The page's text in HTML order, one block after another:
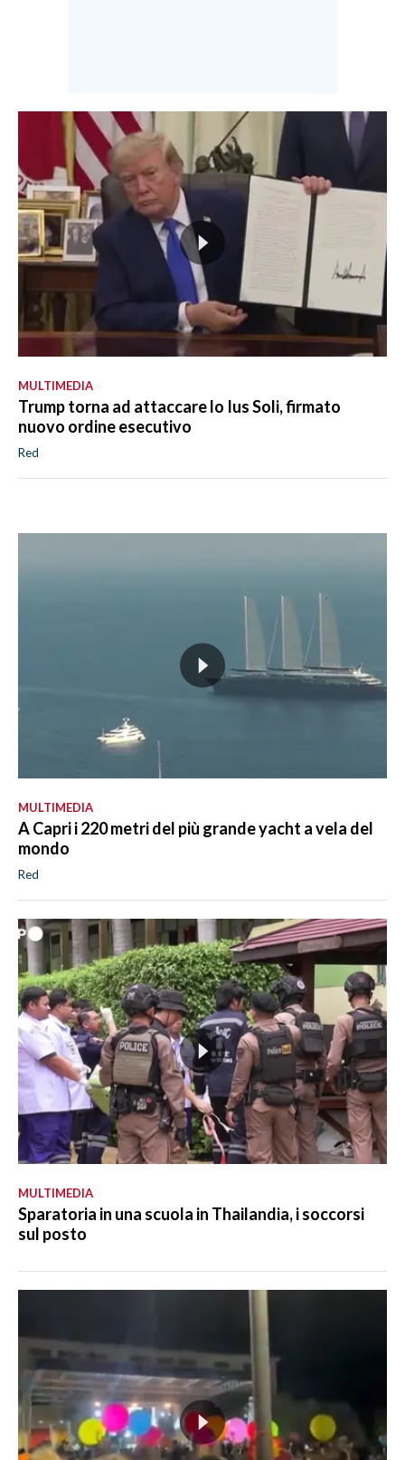
MULTIMEDIA
Trump torna ad attaccare lo Ius Soli, firmato
nuovo ordine esecutivo
Red
MULTIMEDIA
A Capri i 220 metri del più grande yacht a vela del
mondo
Red
MULTIMEDIA
Sparatoria in una scuola in Thailandia, i soccorsi
sul posto